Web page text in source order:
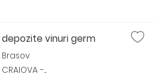
depozite vinuri germ
Brasov
CRAIOVA -...